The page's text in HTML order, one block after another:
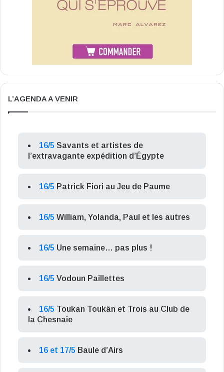
L’AGENDA A VENIR
16/5 Savants et artistes de
l’extravagante expédition d’Égypte
16/5 Patrick Fiori au Jeu de Paume
16/5 William, Yolanda, Paul et les autres
16/5 Une semaine… pas plus !
16/5 Vodoun Paillettes
16/5 Toukan Toukän et Trois au Club de
la Chesnaie
16 et 17/5 Baule d’Airs